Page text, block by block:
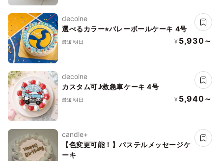
decolne
選べるカラー⭐︎バレーボールケーキ 4号
最短 明日 ¥ 5,930～
decolne
カスタム可♪救急車ケーキ 4号
最短 明日 ¥ 5,940～
candle+
【色変更可能！】パステルメッセージケ
ーキ